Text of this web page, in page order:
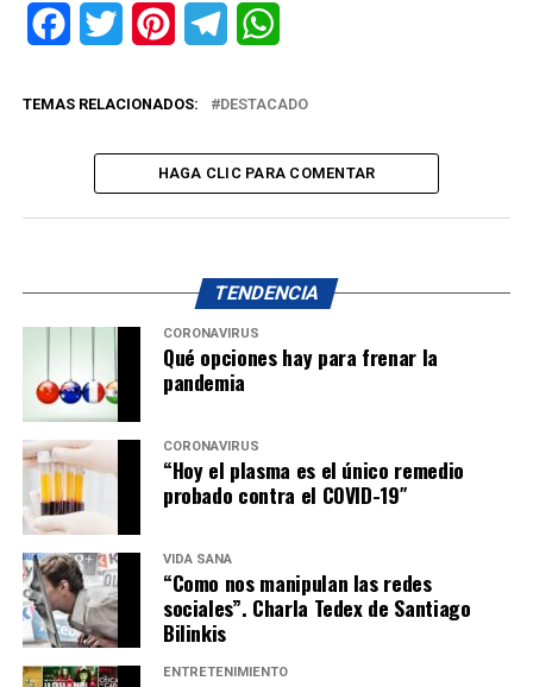
FacebookTwitter PinterestTelegram
TEMAS RELACIONADOS: DESTACADO
HAGA CLIC PARA COMENTAR
TENDENCIA
CORONAVIRUS
Qué opciones hay para frenar la
pandemia
CORONAVIRUS
“Hoy el plasma es el único remedio
probado contra el COVID-19″
VIDA SANA
“Como nos manipulan las redes
sociales”. Charla Tedex de Santiago
Bilinkis
ENTRETENIMIENTO